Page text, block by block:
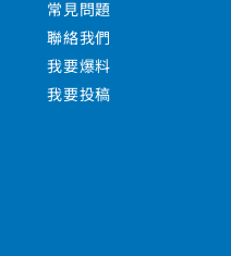
常見問題
聯絡我們
我要爆料
我要投稿